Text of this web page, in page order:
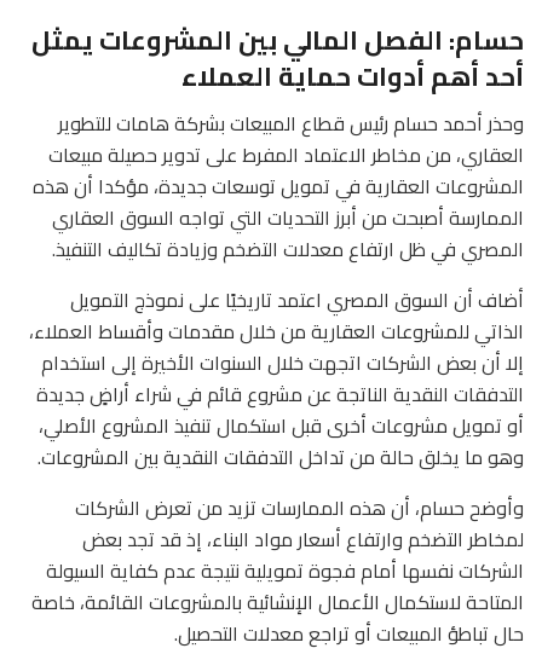
حسام: الفصل المالي بين المشروعات يمثل
أحد أهم أدوات حماية العملاء
وحذر أحمد حسام رئيس قطاع المبيعات بشركة هامات للتطوير
العقاري، من مخاطر الاعتماد المفرط على تدوير حصيلة مبيعات
المشروعات العقارية في تمويل توسعات جديدة، مؤكدا أن هذه
الممارسة أصبحت من أبرز التحديات التي تواجه السوق العقاري
المصري في ظل ارتفاع معدلات التضخم وزيادة تكاليف التنفيذ.
أضاف أن السوق المصري اعتمد تاريخيًا على نموذج التمويل
الذاتي للمشروعات العقارية من خلال مقدمات وأقساط العملاء،
إلا أن بعض الشركات اتجهت خلال السنوات الأخيرة إلى استخدام
التدفقات النقدية الناتجة عن مشروع قائم في شراء أراضٍ جديدة
أو تمويل مشروعات أخرى قبل استكمال تنفيذ المشروع الأصلي،
وهو ما يخلق حالة من تداخل التدفقات النقدية بين المشروعات.
وأوضح حسام، أن هذه الممارسات تزيد من تعرض الشركات
لمخاطر التضخم وارتفاع أسعار مواد البناء، إذ قد تجد بعض
الشركات نفسها أمام فجوة تمويلية نتيجة عدم كفاية السيولة
المتاحة لاستكمال الأعمال الإنشائية بالمشروعات القائمة، خاصة
حال تباطؤ المبيعات أو تراجع معدلات التحصيل.